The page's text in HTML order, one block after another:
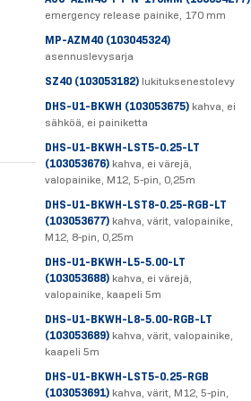
emergency release painike, 170 mm
MP-AZM40 (103045324)
asennuslevysarja
SZ40 (103053182) lukituksenestolevy
DHS-U1-BKWH (103053675) kahva, ei
sähköä, ei painiketta
DHS-U1-BKWH-LST5-0.25-LT
(103053676) kahva, ei värejä,
valopainike, M12, 5-pin, 0,25m
DHS-U1-BKWH-LST8-0.25-RGB-LT
(103053677) kahva, värit, valopainike,
M12, 8-pin, 0,25m
DHS-U1-BKWH-L5-5.00-LT
(103053688) kahva, ei värejä,
valopainike, kaapeli 5m
DHS-U1-BKWH-L8-5.00-RGB-LT
(103053689) kahva, värit, valopainike,
kaapeli 5m
DHS-U1-BKWH-LST5-0.25-RGB
(103053691) kahva, värit, M12, 5-pin,